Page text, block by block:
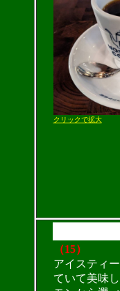
クリックで拡大
（15）
アイスティ
ていて美味